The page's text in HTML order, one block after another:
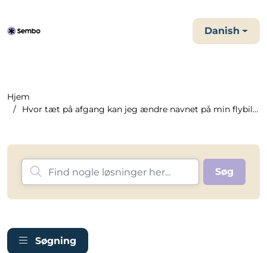
Danish
Hjem
Hvor tæt på afgang kan jeg ændre navnet på min flybillet?
Søgning